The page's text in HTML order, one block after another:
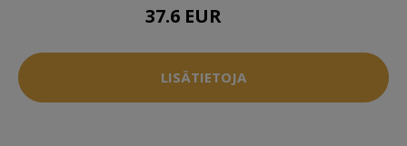
37.6 EUR
LISÄTIETOJA